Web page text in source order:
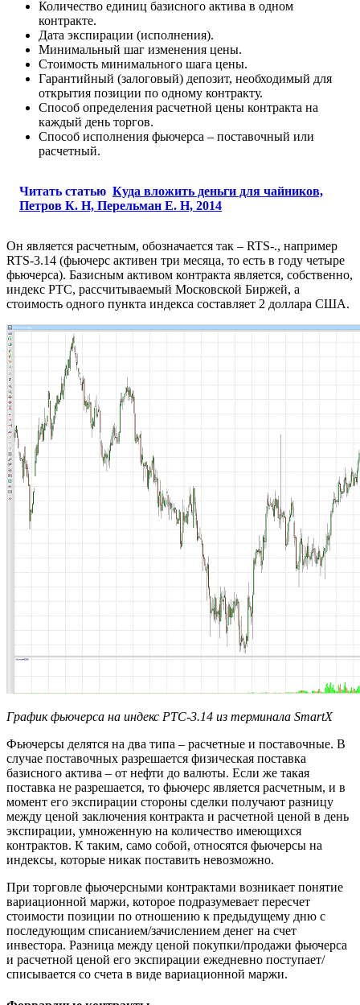
Количество единиц базисного актива в одном
контракте.
Дата экспирации (исполнения).
Минимальный шаг изменения цены.
Стоимость минимального шага цены.
Гарантийный (залоговый) депозит, необходимый для
открытия позиции по одному контракту.
Способ определения расчетной цены контракта на
каждый день торгов.
Способ исполнения фьючерса – поставочный или
расчетный.
Читать статью Куда вложить деньги для чайников,
Петров К. Н, Перельман Е. Н, 2014
Он является расчетным, обозначается так – RTS-., например
RTS-3.14 (фьючерс активен три месяца, то есть в году четыре
фьючерса). Базисным активом контракта является, собственно,
индекс РТС, рассчитываемый Московской Биржей, а
стоимость одного пункта индекса составляет 2 доллара США.
График фьючерса на индекс РТС-3.14 из терминала SmartX
Фьючерсы делятся на два типа – расчетные и поставочные. В
случае поставочных разрешается физическая поставка
базисного актива – от нефти до валюты. Если же такая
поставка не разрешается, то фьючерс является расчетным, и в
момент его экспирации стороны сделки получают разницу
между ценой заключения контракта и расчетной ценой в день
экспирации, умноженную на количество имеющихся
контрактов. К таким, само собой, относятся фьючерсы на
индексы, которые никак поставить невозможно.
При торговле фьючерсными контрактами возникает понятие
вариационной маржи, которое подразумевает пересчет
стоимости позиции по отношению к предыдущему дню с
последующим списанием/зачислением денег на счет
инвестора. Разница между ценой покупки/продажи фьючерса
и расчетной ценой его экспирации ежедневно поступает/
списывается со счета в виде вариационной маржи.